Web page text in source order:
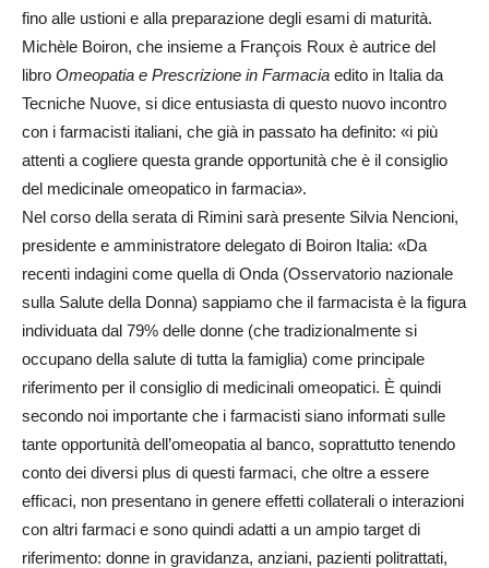
fino alle ustioni e alla preparazione degli esami di maturità.
Michèle Boiron, che insieme a François Roux è autrice del
libro Omeopatia e Prescrizione in Farmacia edito in Italia da
Tecniche Nuove, si dice entusiasta di questo nuovo incontro
con i farmacisti italiani, che già in passato ha definito: «i più
attenti a cogliere questa grande opportunità che è il consiglio
del medicinale omeopatico in farmacia».
Nel corso della serata di Rimini sarà presente Silvia Nencioni,
presidente e amministratore delegato di Boiron Italia: «Da
recenti indagini come quella di Onda (Osservatorio nazionale
sulla Salute della Donna) sappiamo che il farmacista è la figura
individuata dal 79% delle donne (che tradizionalmente si
occupano della salute di tutta la famiglia) come principale
riferimento per il consiglio di medicinali omeopatici. È quindi
secondo noi importante che i farmacisti siano informati sulle
tante opportunità dell’omeopatia al banco, soprattutto tenendo
conto dei diversi plus di questi farmaci, che oltre a essere
efficaci, non presentano in genere effetti collaterali o interazioni
con altri farmaci e sono quindi adatti a un ampio target di
riferimento: donne in gravidanza, anziani, pazienti politrattati,